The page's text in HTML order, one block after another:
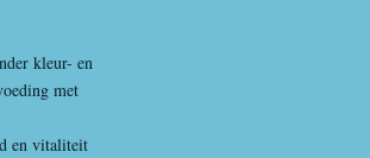
kleur- en
met
en vitaliteit